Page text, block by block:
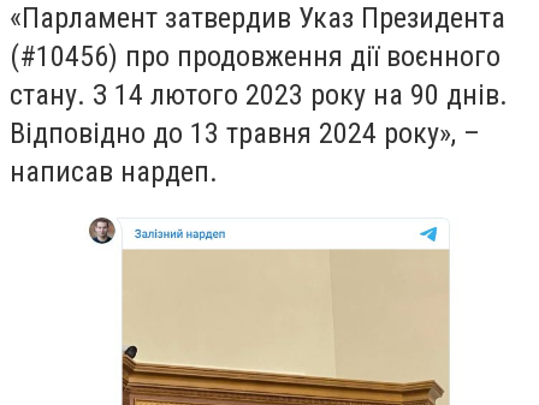
«Парламент затвердив Указ Президента
(#10456) про продовження дії воєнного
стану. З 14 лютого 2023 року на 90 днів.
Відповідно до 13 травня 2024 року», –
написав нардеп.